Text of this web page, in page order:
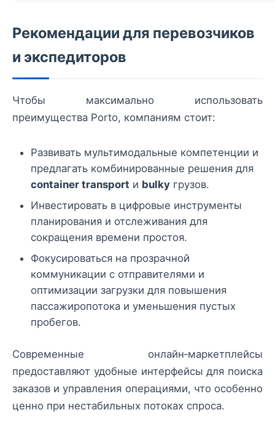
Рекомендации для перевозчиков
и экспедиторов
Чтобы максимально использовать
преимущества Porto, компаниям стоит:
Развивать мультимодальные компетенции и
предлагать комбинированные решения для
container transport и bulky грузов.
Инвестировать в цифровые инструменты
планирования и отслеживания для
сокращения времени простоя.
Фокусироваться на прозрачной
коммуникации с отправителями и
оптимизации загрузки для повышения
пассажиропотока и уменьшения пустых
пробегов.
Современные онлайн‑маркетплейсы
предоставляют удобные интерфейсы для поиска
заказов и управления операциями, что особенно
ценно при нестабильных потоках спроса.